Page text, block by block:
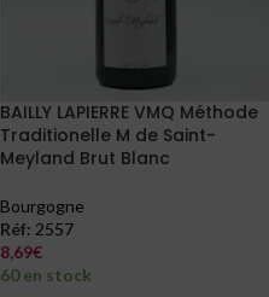
BAILLY LAPIERRE VMQ Méthode
Traditionelle M de Saint-
Meyland Brut Blanc
Bourgogne
Réf: 2557
8,69€
60 en stock